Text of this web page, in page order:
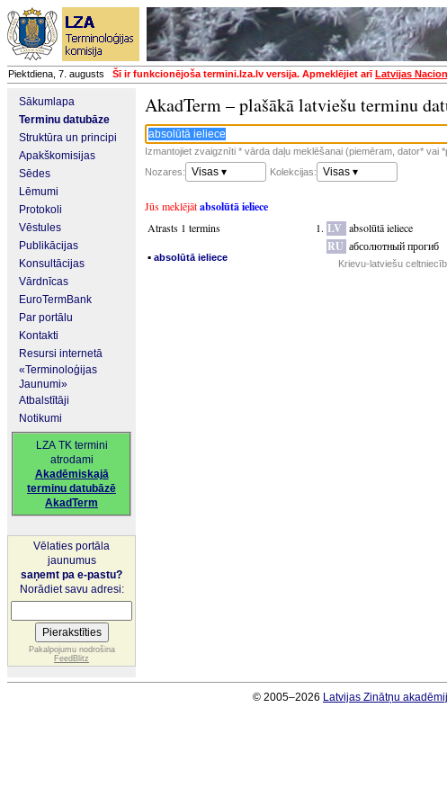
Piektdiena, 7. augusts Šī ir funkcionējoša termini.lza.lv versija. Apmeklējiet arīLatvijas
Sākumlapa
Terminu datubāze
Struktūra un principi
Apakškomisijas
Sēdes
Lēmumi
Protokoli
Vēstules
Publikācijas
Konsultācijas
Vārdnīcas
EuroTermBank
Par portālu
Kontakti
Resursi internetā
«Terminoloģijas
Jaunumi»
Atbalstītāji
Notikumi
LZA TK termini
atrodami
Akadēmiskajā
terminu datubāzē
AkadTerm
Vēlaties portāla
jaunumus
saņemt pa e-pastu?
Norādiet savu adresi:
Pakalpojumu nodrošina
FeedBlitz
AkadTerm – plašākā latviešu terminu
Izmantojiet zvaigznīti * vārda daļu meklēšanai (piemēram, dator* vai
Nozares:
Visas ▾ Kolekcijas: Visas ▾
Jūs meklējātabsolūtā ieliece
Atrasts 1 termins
▪ absolūtā ieliece
LV absolūtā ieliece
RU абсолютный прогиб
Krievu-latviešu
© 2005–2026 Latvijas Zinātņu